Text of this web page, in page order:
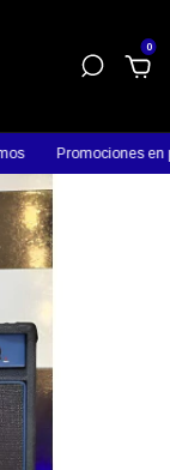
0
Promociones en